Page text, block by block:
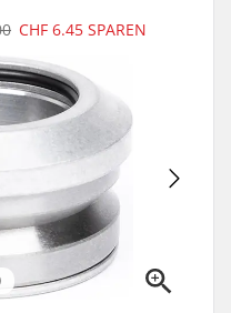
CHF 6.45 SPAREN